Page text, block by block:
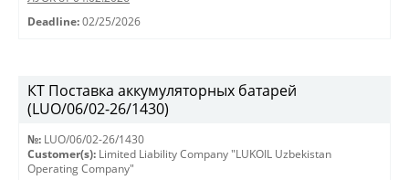
Deadline: 02/25/2026
КТ Поставка аккумуляторных батарей
(LUO/06/02-26/1430)
№: LUO/06/02-26/1430
Customer(s): Limited Liability Company "LUKOIL Uzbekistan
Operating Company"